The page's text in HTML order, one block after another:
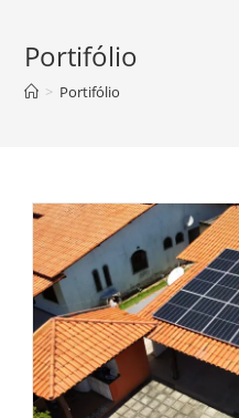
Portifólio
> Portifólio